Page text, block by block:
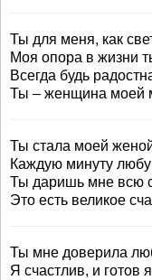
Ты для меня, как
Моя опора в жизни
Всегда будь
Ты – женщина моей
Ты стала моей
Каждую минуту
Ты даришь мне всю
Это есть великое
Ты мне доверила
Я счастлив, и готов